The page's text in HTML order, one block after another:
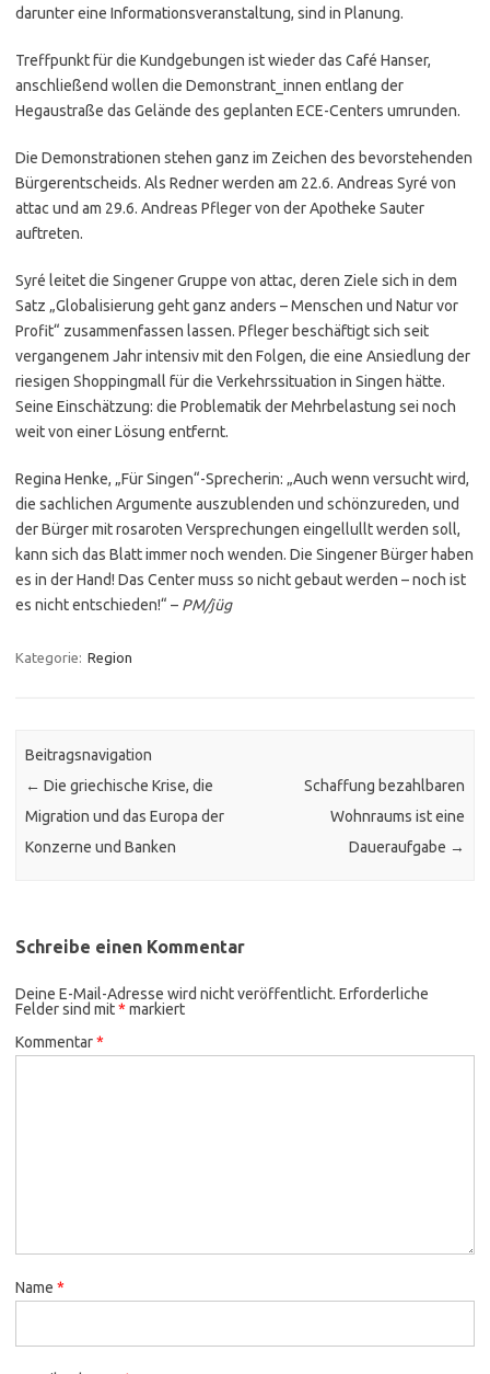
darunter eine Informationsveranstaltung, sind in Planung.
Treffpunkt für die Kundgebungen ist wieder das Café Hanser,
anschließend wollen die Demonstrant_innen entlang der
Hegaustraße das Gelände des geplanten ECE-Centers umrunden.
Die Demonstrationen stehen ganz im Zeichen des bevorstehenden
Bürgerentscheids. Als Redner werden am 22.6. Andreas Syré von
attac und am 29.6. Andreas Pfleger von der Apotheke Sauter
auftreten.
Syré leitet die Singener Gruppe von attac, deren Ziele sich in dem
Satz „Globalisierung geht ganz anders – Menschen und Natur vor
Profit“ zusammenfassen lassen. Pfleger beschäftigt sich seit
vergangenem Jahr intensiv mit den Folgen, die eine Ansiedlung der
riesigen Shoppingmall für die Verkehrssituation in Singen hätte.
Seine Einschätzung: die Problematik der Mehrbelastung sei noch
weit von einer Lösung entfernt.
Regina Henke, „Für Singen“-Sprecherin: „Auch wenn versucht wird,
die sachlichen Argumente auszublenden und schönzureden, und
der Bürger mit rosaroten Versprechungen eingellullt werden soll,
kann sich das Blatt immer noch wenden. Die Singener Bürger haben
es in der Hand! Das Center muss so nicht gebaut werden – noch ist
es nicht entschieden!“ – PM/jüg
Kategorie: Region
Beitragsnavigation
← Die griechische Krise, die
Migration und das Europa der
Konzerne und Banken
Schaffung bezahlbaren
Wohnraums ist eine
Daueraufgabe →
Schreibe einen Kommentar
Deine E-Mail-Adresse wird nicht veröffentlicht. Erforderliche
Felder sind mit* markiert
Kommentar*
Name *